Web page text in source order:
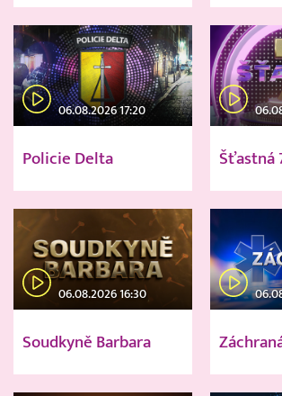
06.08.2026 17:20
Policie Delta Šťastná
06.08.2026 16:30
Soudkyně Barbara